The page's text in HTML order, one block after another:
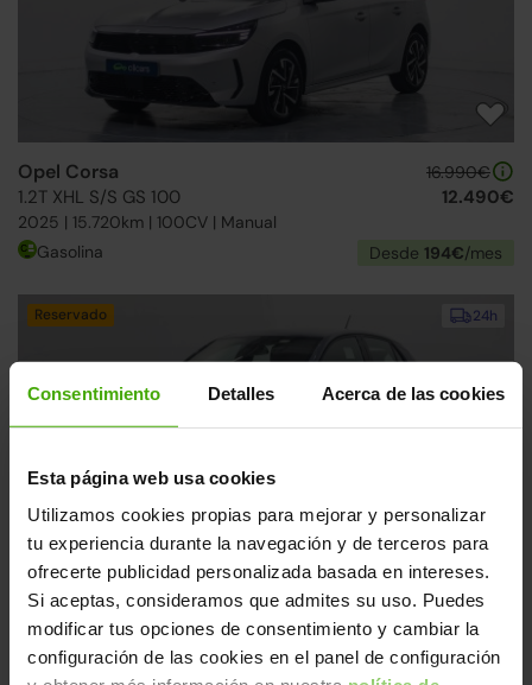
Consentimiento Detalles Acerca de las cookies
Esta página web usa cookies
Utilizamos cookies propias para mejorar y personalizar
tu experiencia durante la navegación y de terceros para
ofrecerte publicidad personalizada basada en intereses.
Si aceptas, consideramos que admites su uso. Puedes
modificar tus opciones de consentimiento y cambiar la
configuración de las cookies en el panel de configuración
Opel Corsa
1.2T XHL S/S GS 100
2025 | 15.720km | 100CV | Manual
16.990€
12.490€
Gasolina Desde 194€/mes
24h
Reservado
Opel Corsa
1.2T XHL S/S GS 100
2025 | 17.755km | 100CV | Manual
16.990€
12.490€
Gasolina Desde195€ /mes